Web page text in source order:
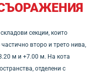
секции, които
второ и трето нива,
м и +7.00 м. На кота
отделени с